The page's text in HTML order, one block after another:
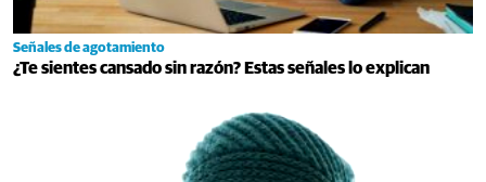
Señales de agotamiento
¿Te sientes cansado sin razón? Estas señales lo explican